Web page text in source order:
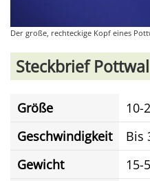
Der große, rechteckige Kopf eines
Steckbrief Pottwal
Größe
10-
Geschwindigkeit
Bis
Gewicht
15-